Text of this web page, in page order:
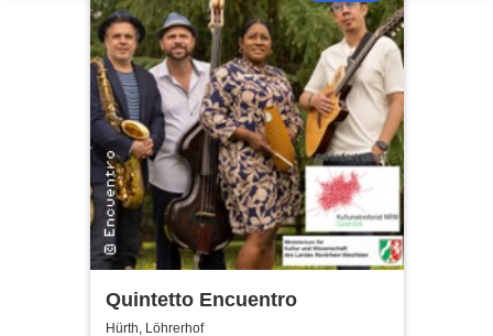
Quintetto Encuentro
Hürth, Löhrerhof